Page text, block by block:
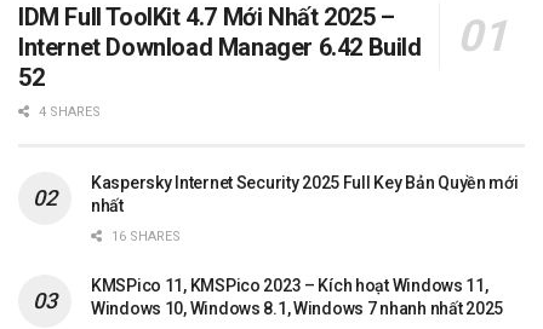
IDM Full ToolKit 4.7 Mới Nhất 2025 –
Internet Download Manager 6.42 Build
52
4 SHARES
Kaspersky Internet Security 2025 Full Key Bản Quyền mới
nhất
16 SHARES
KMSPico 11, KMSPico 2023 – Kích hoạt Windows 11,
Windows 10, Windows 8.1, Windows 7 nhanh nhất 2025